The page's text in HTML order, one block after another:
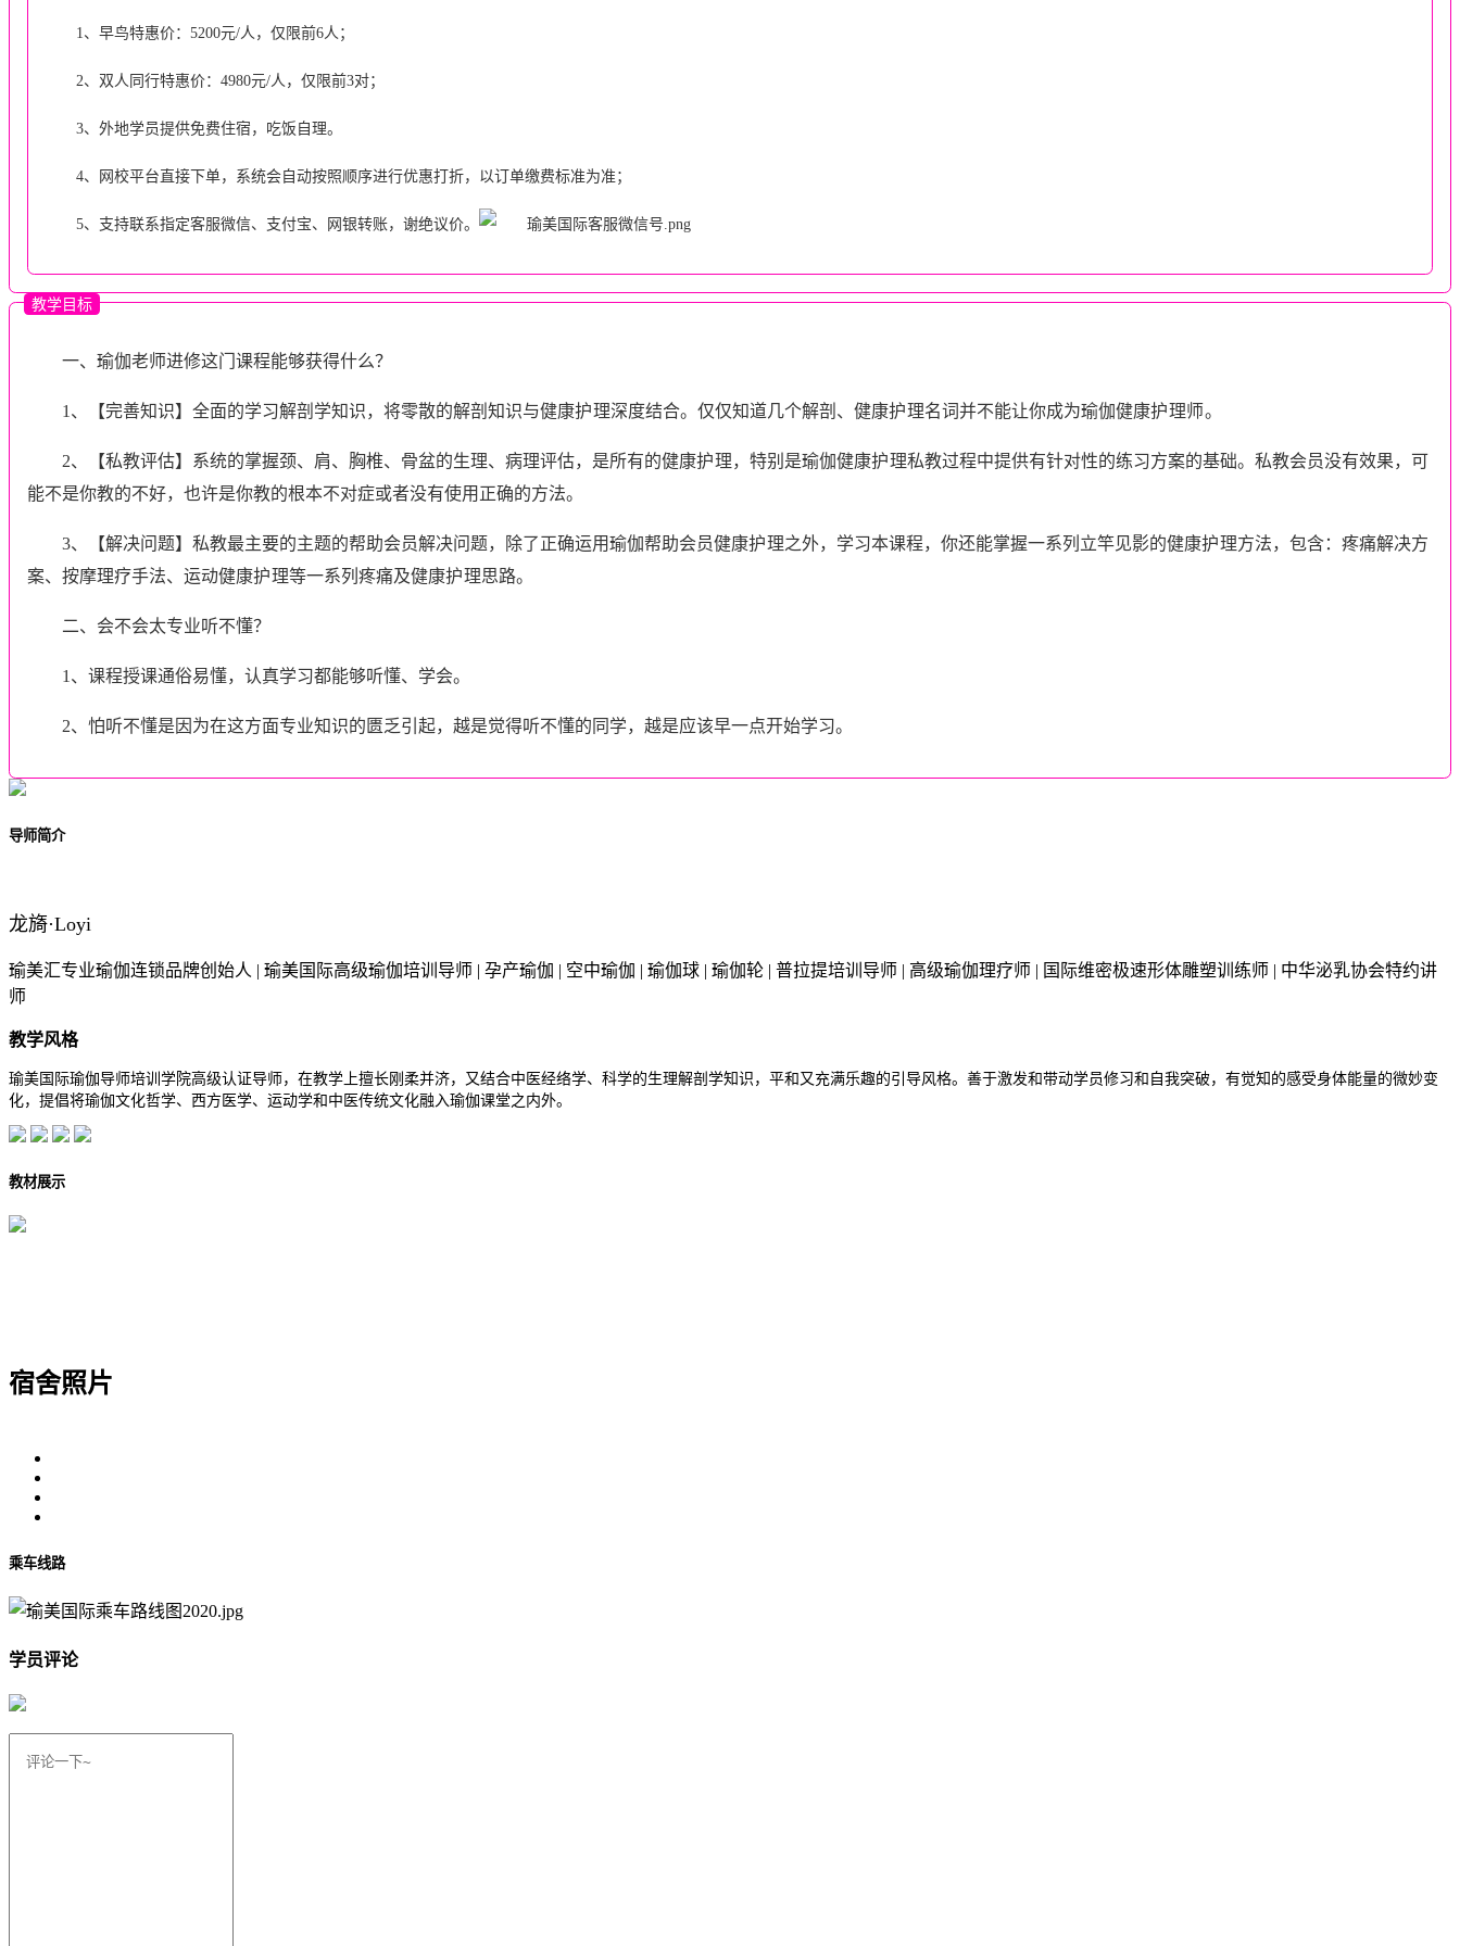
1、早鸟特惠价：5200元/人，仅限前6人；
2、双人同行特惠价：4980元/人，仅限前3对；
3、外地学员提供免费住宿，吃饭自理。
4、网校平台直接下单，系统会自动按照顺序进行优惠打折，以订单缴费标准为准；
5、支持联系指定客服微信、支付宝、网银转账，谢绝议价。
教学目标
一、瑜伽老师进修这门课程能够获得什么？
1、【完善知识】全面的学习解剖学知识，将零散的解剖知识与健康护理深度结合。仅仅知道几个解剖、健康护理名词并不能让你成为瑜伽健康护理师。
2、【私教评估】系统的掌握颈、肩、胸椎、骨盆的生理、病理评估，是所有的健康护理，特别是瑜伽健康护理私教过程中提供有针对性的练习方案的基础。私教会员没有效果，可
能不是你教的不好，也许是你教的根本不对症或者没有使用正确的方法。
3、【解决问题】私教最主要的主题的帮助会员解决问题，除了正确运用瑜伽帮助会员健康护理之外，学习本课程，你还能掌握一系列立竿见影的健康护理方法，包含：疼痛解决方
案、按摩理疗手法、运动健康护理等一系列疼痛及健康护理思路。
二、会不会太专业听不懂？
1、课程授课通俗易懂，认真学习都能够听懂、学会。
2、怕听不懂是因为在这方面专业知识的匮乏引起，越是觉得听不懂的同学，越是应该早一点开始学习。
导师简介
龙旖·Loyi
瑜美汇专业瑜伽连锁品牌创始人 | 瑜美国际高级瑜伽培训导师 | 孕产瑜伽 | 空中瑜伽 | 瑜伽球 | 瑜伽轮 | 普拉提培训导师 | 高级瑜伽理疗师 | 国际维密极速形体雕塑训练师 | 中华泌乳协会特约讲
师
教学风格
瑜美国际瑜伽导师培训学院高级认证导师，在教学上擅长刚柔并济，又结合中医经络学、科学的生理解剖学知识，平和又充满乐趣的引导风格。善于激发和带动学员修习和自我突破，有觉知的感受身体能量的微妙变
化，提倡将瑜伽文化哲学、西方医学、运动学和中医传统文化融入瑜伽课堂之内外。
教材展示
宿舍照片
乘车线路
学员评论